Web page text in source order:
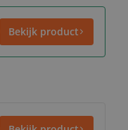
Bekijk product